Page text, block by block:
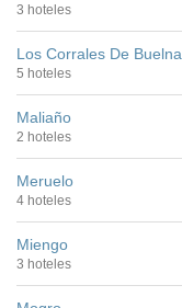
3 hoteles
Los Corrales De Buelna
5 hoteles
Maliaño
2 hoteles
Meruelo
4 hoteles
Miengo
3 hoteles